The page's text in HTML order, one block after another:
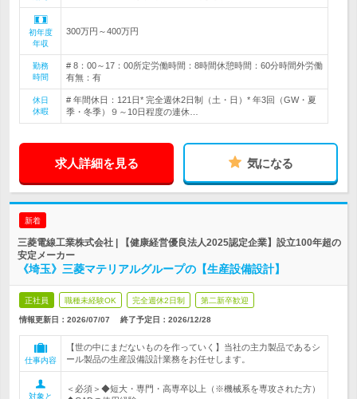
初年度
年収
300万円～400万円
勤務
時間
# 8：00～17：00所定労働時間：8時間休憩時間：60分時間外労働
有無：有
休日
休暇
# 年間休日：121日* 完全週休2日制（土・日）* 年3回（GW・夏
季・冬季）９～10日程度の連休…
求人詳細を見る 気になる
新着
三菱電線工業株式会社 | 【健康経営優良法人2025認定企業】設立100年超の
安定メーカー
《埼玉》三菱マテリアルグループの【生産設備設計】
正社員 職種未経験OK 完全週休2日制 第二新卒歓迎
情報更新日：2026/07/07 終了予定日： 2026/12/28
仕事内容
【世の中にまだないものを作っていく】当社の主力製品であるシ
ール製品の生産設備設計業務をお任せします。
対象と
＜必須＞◆短大・専門・高専卒以上（※機械系を専攻された方）